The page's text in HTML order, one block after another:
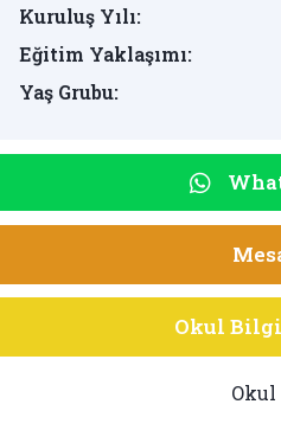
Kuruluş Yılı:
Eğitim Yaklaşımı:
Yaş Grubu:
Okul
Okul